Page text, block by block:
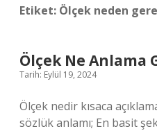
Etiket: Ölçek neden
Ölçek Ne Anlama
Tarih: Eylül 19, 2024
Ölçek nedir kısaca
sözlük anlamı; En basit